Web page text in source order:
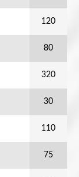
120
80
320
30
110
75